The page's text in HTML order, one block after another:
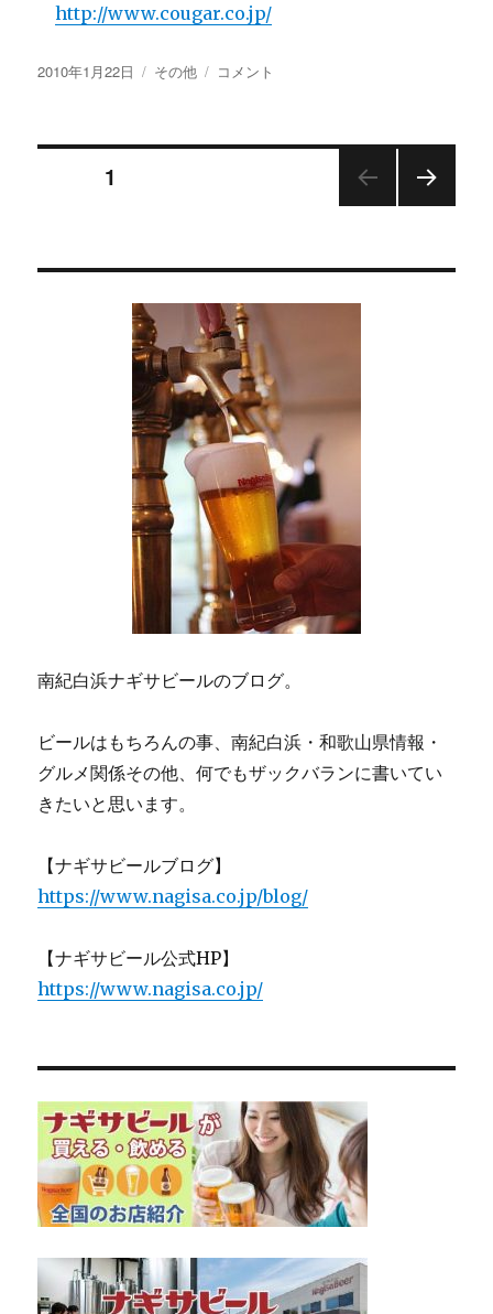
http://www.cougar.co.jp/
投
2010年1月22日
カ
リ
その他
ジ
ズ
ー
ガ
ー
♪
に
コメント
の
ページ1
南紀白浜ナギサビールのブログ。
ビールはもちろんの事、南紀白浜・和歌山県情報・
グルメ関係その他、何でもザックバランに書いてい
きたいと思います。
【ナギサビールブログ】
https://www.nagisa.co.jp/blog/
【ナギサビール公式HP】
https://www.nagisa.co.jp/